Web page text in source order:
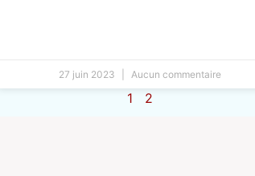
27 juin 2023 Aucun commentaire
1 2